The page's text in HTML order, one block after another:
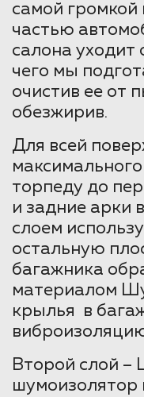
самой громкой
частью
салона уходит
чего мы
очистив ее от
обезжирив.
Для всей
торпеду до
и задние арки
слоем
остальную
багажника
материалом
крылья в
Второй слой
шумоизолятор